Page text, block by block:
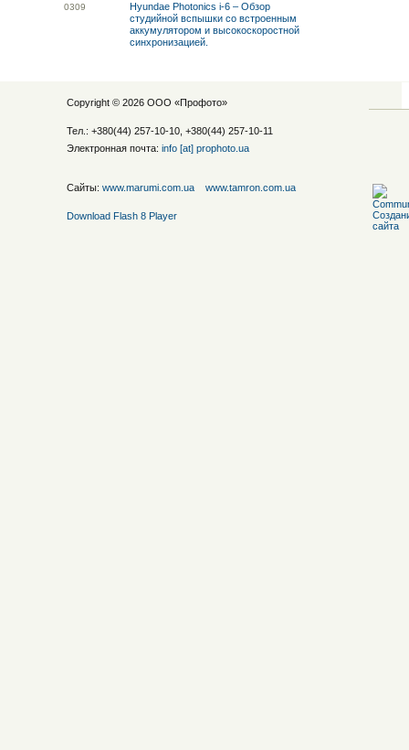
0309
Hyundae Photonics i-6 – Обзор
студийной вспышки со встроенным
аккумулятором и высокоскоростной
синхронизацией.
Copyright © 2026 ООО «Профото»
Тел.: +380(44) 257-10-10, +380(44) 257-10-11
Электронная почта: info [at] prophoto.ua
Сайты: www.marumi.com.ua www.tamron.com.ua
Download Flash 8 Player